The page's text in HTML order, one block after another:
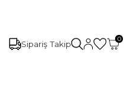
Sipariş Takip
0